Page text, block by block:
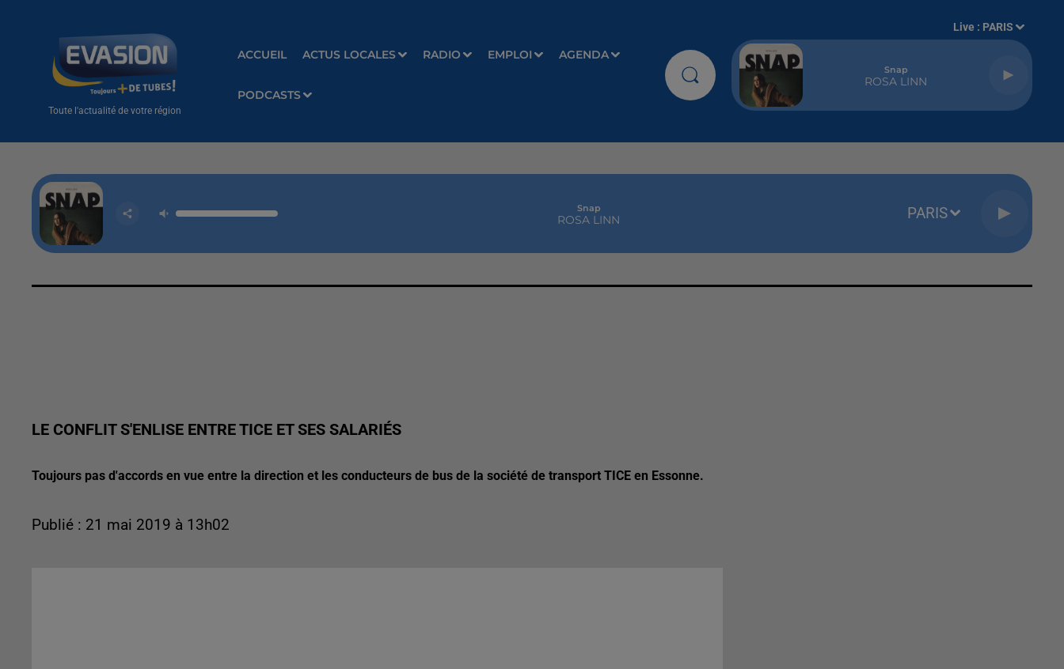
Toute l'actualité de votre région
ACCUEIL ACTUS LOCALES RADIO EMPLOI AGENDA
PODCASTS
Live : PARIS
Snap
ROSA LINN
Snap
ROSA LINN PARIS
LE CONFLIT S'ENLISE ENTRE TICE ET SES SALARIÉS
Toujours pas d'accords en vue entre la direction et les conducteurs de bus de la société de transport TICE en Essonne.
Publié : 21 mai 2019 à 13h02